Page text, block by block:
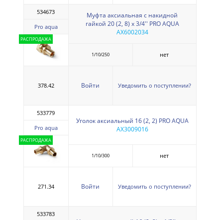
РАСПРОДАЖА
534673
Pro aqua
Муфта аксиальная с накидной
гайкой 20 (2, 8) х 3/4'' PRO AQUA
AX6002034
1/10/250 нет
378.42 Войти Уведомить о поступлении?
РАСПРОДАЖА
533779
Pro aqua
Уголок аксиальный 16 (2, 2) PRO AQUA
AX3009016
1/10/300 нет
271.34 Войти Уведомить о поступлении?
533783